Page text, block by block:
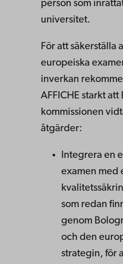
person som
universitet.
För att säkerställa
europeiska
inverkan
AFFICHE starkt att
kommissionen
åtgärder:
Integrera en
examen med
som redan
genom
och den
strategin, för